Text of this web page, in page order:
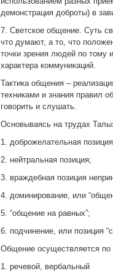
демонстрация доброты) в
7. Светское общение. Суть
что думают, а то, что
точки зрения людей по тому
характера коммуникаций.
Тактика общения –
техниками и знания правил
говорить и слушать.
Основываясь на трудах
1. доброжелательная
2. нейтральная позиция;
3. враждебная позиция
4. доминирование, или
5. “общение на равных”;
6. подчинение, или позиция
Общение осуществляется
1. речевой, вербальный